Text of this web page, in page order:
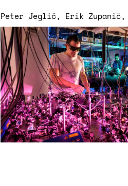
Peter Jeglič, Erik Zupanič,